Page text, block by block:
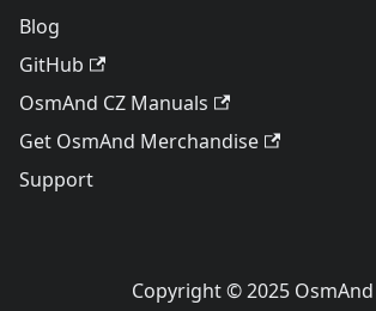
Blog
GitHub
OsmAnd CZ Manuals
Get OsmAnd Merchandise
Support
Copyright © 2025 OsmAnd